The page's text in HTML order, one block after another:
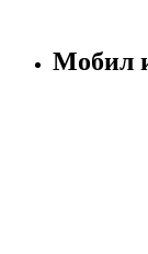
Мобил